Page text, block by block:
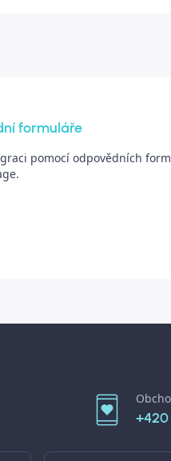
formuláře
pomocí odpovědních
+420